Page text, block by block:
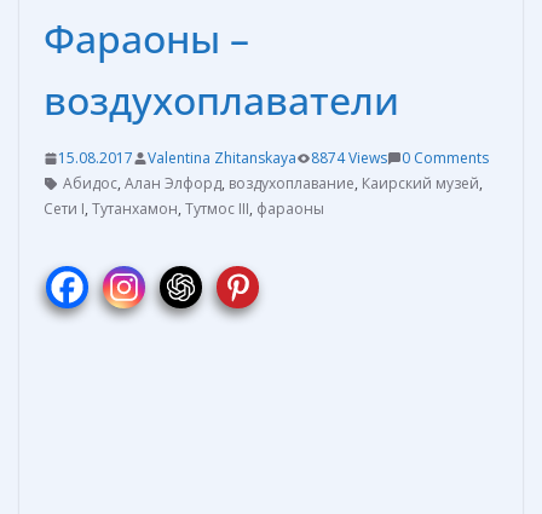
Фараоны –
воздухоплаватели
15.08.2017 Valentina Zhitanskaya 8874 Views
0 Comments
Абидос, Алан Элфорд, воздухоплавание, Каирский музей,
Сети I, Тутанхамон, Тутмос III, фараоны